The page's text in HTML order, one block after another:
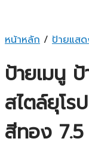
หน้าหลัก / ป้ายแสด
ป้ายเมนู
สไตล์ยุโร
สีทอง